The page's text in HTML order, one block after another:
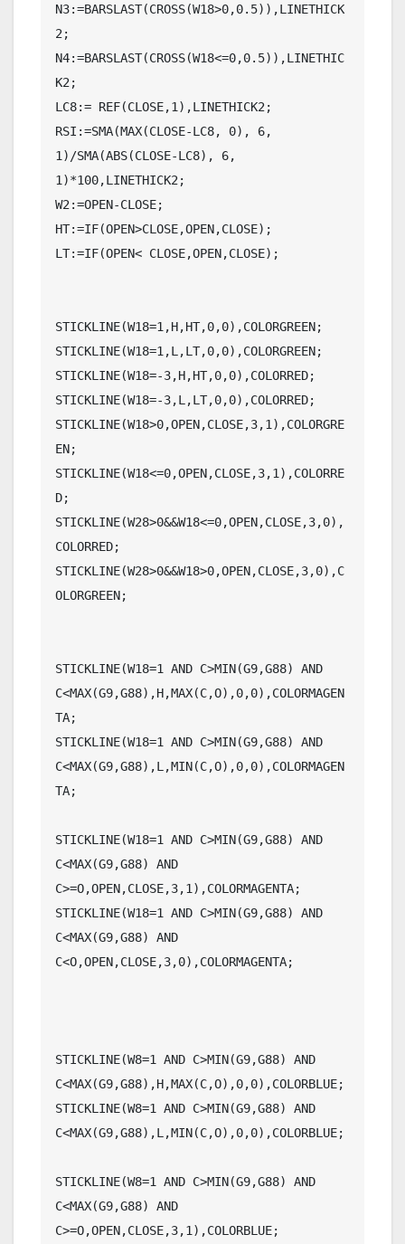
N3:=BARSLAST(CROSS(W18>0,0.5)),LINETHICK
2;
N4:=BARSLAST(CROSS(W18<=0,0.5)),LINETHIC
K2;
LC8:= REF(CLOSE,1),LINETHICK2;
RSI:=SMA(MAX(CLOSE-LC8, 0), 6,
1)/SMA(ABS(CLOSE-LC8), 6,
1)*100,LINETHICK2;
W2:=OPEN-CLOSE;
HT:=IF(OPEN>CLOSE,OPEN,CLOSE);
LT:=IF(OPEN< CLOSE,OPEN,CLOSE);
STICKLINE(W18=1,H,HT,0,0),COLORGREEN;
STICKLINE(W18=1,L,LT,0,0),COLORGREEN;
STICKLINE(W18=-3,H,HT,0,0),COLORRED;
STICKLINE(W18=-3,L,LT,0,0),COLORRED;
STICKLINE(W18>0,OPEN,CLOSE,3,1),COLORGRE
EN;
STICKLINE(W18<=0,OPEN,CLOSE,3,1),COLORRE
D;
STICKLINE(W28>0&&W18<=0,OPEN,CLOSE,3,0),
COLORRED;
STICKLINE(W28>0&&W18>0,OPEN,CLOSE,3,0),C
OLORGREEN;
STICKLINE(W18=1 AND C>MIN(G9,G88) AND
C<MAX(G9,G88),H,MAX(C,O),0,0),COLORMAGEN
TA;
STICKLINE(W18=1 AND C>MIN(G9,G88) AND
C<MAX(G9,G88),L,MIN(C,O),0,0),COLORMAGEN
TA;
STICKLINE(W18=1 AND C>MIN(G9,G88) AND
C<MAX(G9,G88) AND
C>=O,OPEN,CLOSE,3,1),COLORMAGENTA;
STICKLINE(W18=1 AND C>MIN(G9,G88) AND
C<MAX(G9,G88) AND
C<O,OPEN,CLOSE,3,0),COLORMAGENTA;
STICKLINE(W8=1 AND C>MIN(G9,G88) AND
C<MAX(G9,G88),H,MAX(C,O),0,0),COLORBLUE;
STICKLINE(W8=1 AND C>MIN(G9,G88) AND
C<MAX(G9,G88),L,MIN(C,O),0,0),COLORBLUE;
STICKLINE(W8=1 AND C>MIN(G9,G88) AND
C<MAX(G9,G88) AND
C>=O,OPEN,CLOSE,3,1),COLORBLUE;